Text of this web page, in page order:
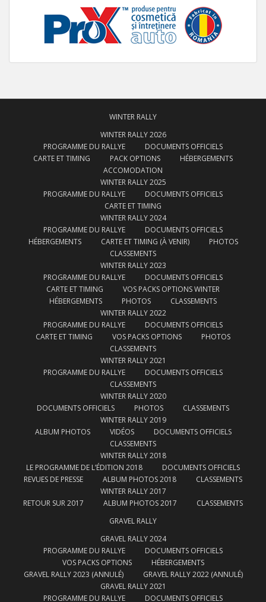
WINTER RALLY
WINTER RALLY 2026
PROGRAMME DU RALLYE
DOCUMENTS OFFICIELS
CARTE ET TIMING
PACK OPTIONS
HÉBERGEMENTS
ACCOMODATION
WINTER RALLY 2025
PROGRAMME DU RALLYE
DOCUMENTS OFFICIELS
CARTE ET TIMING
WINTER RALLY 2024
PROGRAMME DU RALLYE
DOCUMENTS OFFICIELS
HÉBERGEMENTS
CARTE ET TIMING (À VENIR)
PHOTOS
CLASSEMENTS
WINTER RALLY 2023
PROGRAMME DU RALLYE
DOCUMENTS OFFICIELS
CARTE ET TIMING
VOS PACKS OPTIONS WINTER
HÉBERGEMENTS
PHOTOS
CLASSEMENTS
WINTER RALLY 2022
PROGRAMME DU RALLYE
DOCUMENTS OFFICIELS
CARTE ET TIMING
VOS PACKS OPTIONS
PHOTOS
CLASSEMENTS
WINTER RALLY 2021
PROGRAMME DU RALLYE
DOCUMENTS OFFICIELS
CLASSEMENTS
WINTER RALLY 2020
DOCUMENTS OFFICIELS
PHOTOS
CLASSEMENTS
WINTER RALLY 2019
ALBUM PHOTOS
VIDÉOS
DOCUMENTS OFFICIELS
CLASSEMENTS
WINTER RALLY 2018
LE PROGRAMME DE L’ÉDITION 2018
DOCUMENTS OFFICIELS
REVUES DE PRESSE
ALBUM PHOTOS 2018
CLASSEMENTS
WINTER RALLY 2017
RETOUR SUR 2017
ALBUM PHOTOS 2017
CLASSEMENTS
GRAVEL RALLY
GRAVEL RALLY 2024
PROGRAMME DU RALLYE
DOCUMENTS OFFICIELS
VOS PACKS OPTIONS
HÉBERGEMENTS
GRAVEL RALLY 2023 (ANNULÉ)
GRAVEL RALLY 2022 (ANNULÉ)
GRAVEL RALLY 2021
PROGRAMME DU RALLYE
DOCUMENTS OFFICIELS